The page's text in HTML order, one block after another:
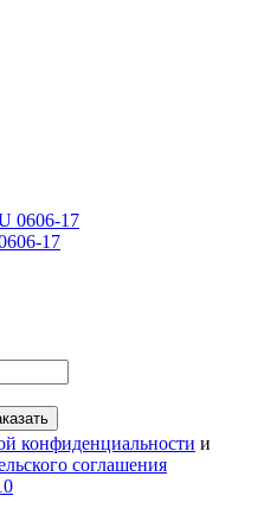
17
конфиденциальности и
соглашения